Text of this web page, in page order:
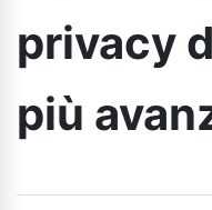
privacy
più